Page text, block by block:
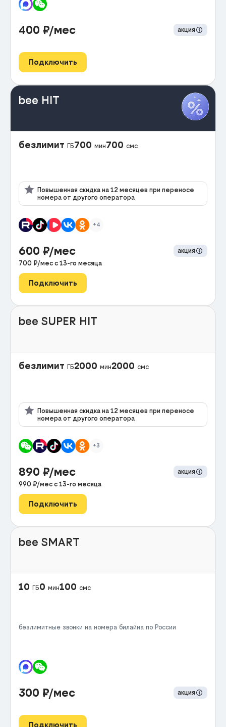
400 ₽/мес акция
Подключить
bee HIT
безлимит ГБ700 мин700 смс
Повышенная скидка на 12 месяцев при переносе
номера от другого оператора
+4
600 ₽/мес
акция
700 ₽/мес с 13-го месяца
Подключить
bee SUPER HIT
безлимит ГБ2000 мин2000 смс
Повышенная скидка на 12 месяцев при переносе
номера от другого оператора
+3
890 ₽/мес
акция
990 ₽/мес с 13-го месяца
Подключить
bee SMART
10 ГБ0 мин100 смс
безлимитные звонки на номера билайна по России
300 ₽/мес акция
Подключить